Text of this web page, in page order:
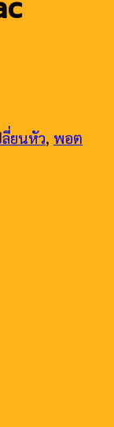
ยนหัว, พอต